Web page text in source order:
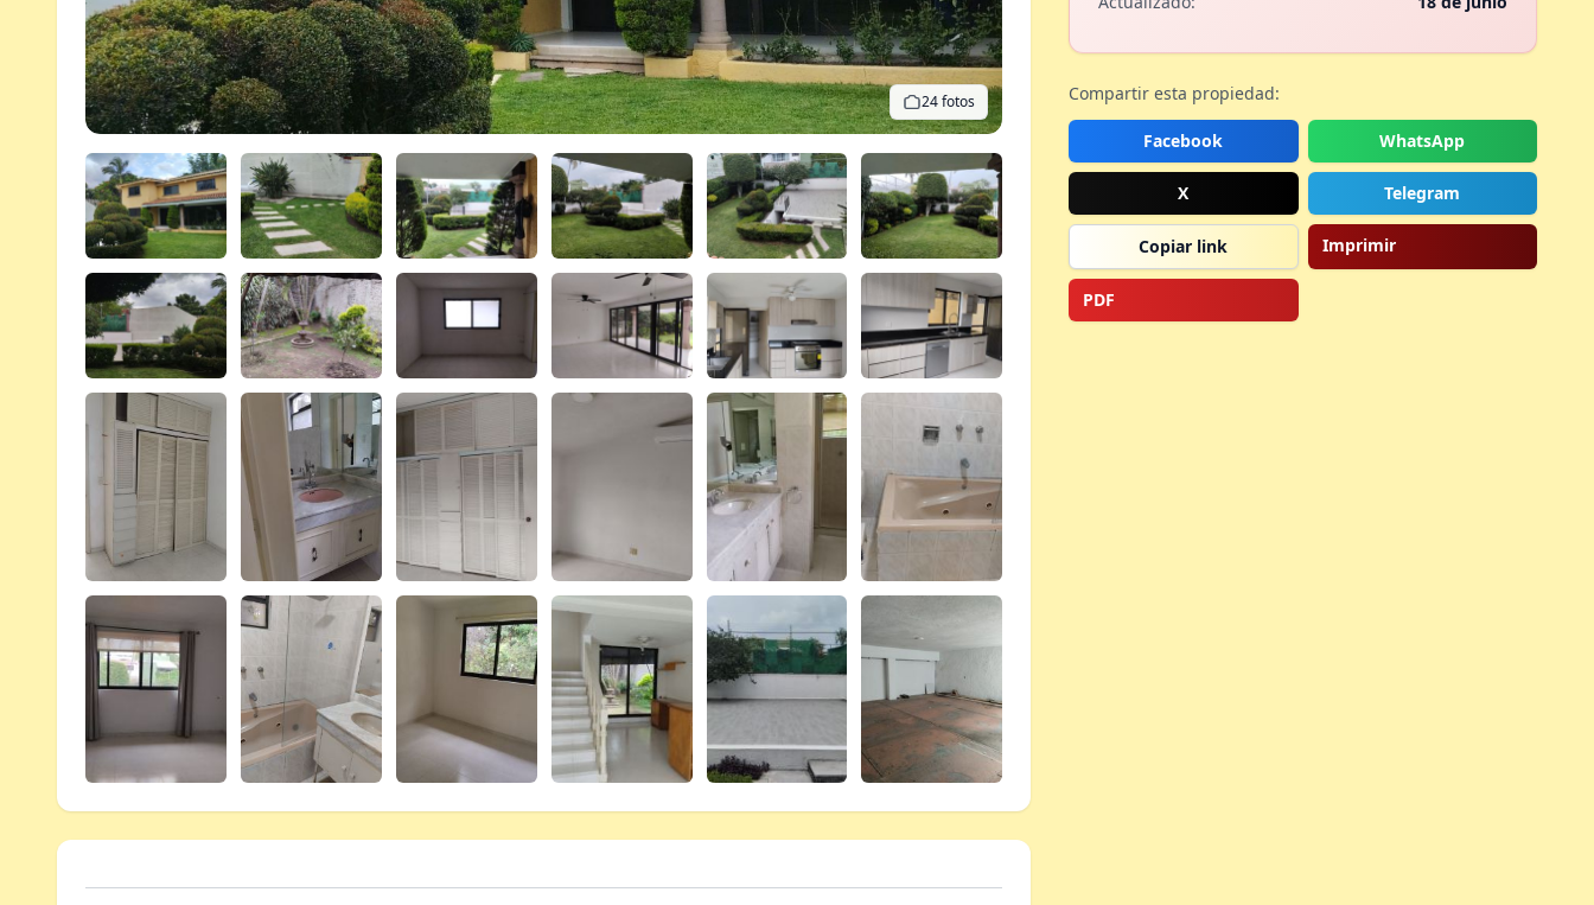
24 fotos Compartir esta propiedad:
Facebook WhatsApp
X Telegram
Copiar link Imprimir
PDF